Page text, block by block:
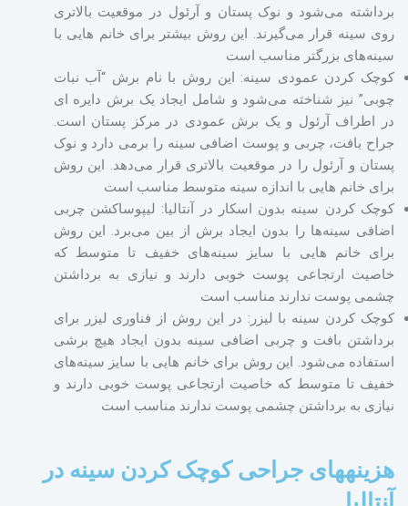
برداشته می‌شود و نوک پستان و آرئول در موقعیت بالاتری
روی سینه قرار می‌گیرند. این روش بیشتر برای خانم هایی با
سینه‌های بزرگتر مناسب است
کوچک کردن عمودی سینه: این روش با نام برش “آب نبات
چوبی” نیز شناخته می‌شود و شامل ایجاد یک برش دایره ای
در اطراف آرئول و یک برش عمودی در مرکز پستان است.
جراح بافت، چربی و پوست اضافی سینه را برمی دارد و نوک
پستان و آرئول را در موقعیت بالاتری قرار می‌دهد. این روش
برای خانم هایی با اندازه سینه متوسط ​​مناسب است
کوچک کردن سینه بدون اسکار در آنتالیا: لیپوساکشن چربی
اضافی سینه‌ها را بدون ایجاد برش از بین می‌برد. این روش
برای خانم هایی با سایز سینه‌های خفیف تا متوسط ​​که
خاصیت ارتجاعی پوست خوبی دارند و نیازی به برداشتن
چشمی پوست ندارند مناسب است
کوچک کردن سینه با لیزر: در این روش از فناوری لیزر برای
برداشتن بافت و چربی اضافی سینه بدون ایجاد هیچ برشی
استفاده می‌شود. این روش برای خانم هایی با سایز سینه‌های
خفیف تا متوسط ​​که خاصیت ارتجاعی پوست خوبی دارند و
نیازی به برداشتن چشمی پوست ندارند مناسب است
هزینه‎های جراحی کوچک کردن سینه در